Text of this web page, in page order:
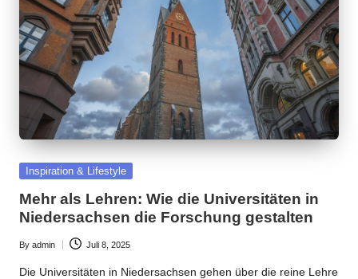
Posted
Inspiration & Lifestyle
Mehr als Lehren: Wie die Universitäten in
Niedersachsen die Forschung gestalten
Posted
by
By admin Juli 8, 2025
Die Universitäten in Niedersachsen gehen über die reine Lehre